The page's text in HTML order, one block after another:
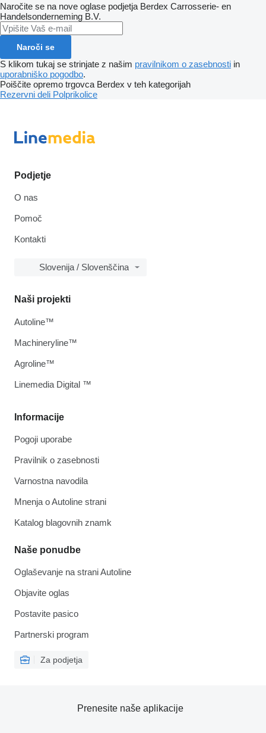
Naročite se na nove oglase podjetja Berdex Carrosserie- en
Handelsonderneming B.V.
Naroči se
S klikom tukaj se strinjate z našim pravilnikom o zasebnosti in
uporabniško pogodbo.
Poiščite opremo trgovca Berdex v teh kategorijah
Rezervni deli Polprikolice
Podjetje
O nas
Pomoč
Kontakti
Slovenija / Slovenščina
Informacije
Pogoji uporabe
Pravilnik o zasebnosti
Varnostna navodila
Mnenja o Autoline strani
Katalog blagovnih znamk
Naše ponudbe
Oglaševanje na strani Autoline
Objavite oglas
Postavite pasico
Partnerski program
Za podjetja
Naši projekti
Autoline™
Machineryline™
Agroline™
Linemedia Digital ™
Prenesite naše aplikacije